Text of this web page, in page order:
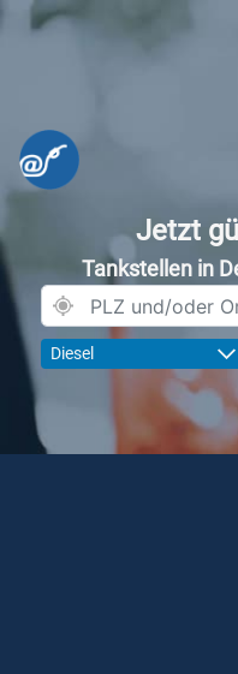
Jetzt
Tankstellen in
Diesel